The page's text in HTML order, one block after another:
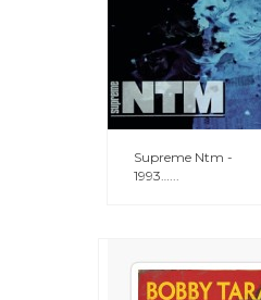
Supreme Ntm -
1993…...